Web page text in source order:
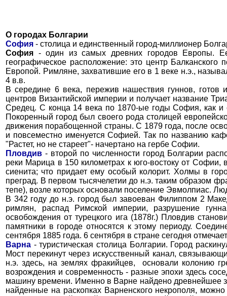
О городах Болгарии
София - столица и единственный город-миллионер
София - один из самых древних городов Европы.
географическое расположение: это центр
Европой. Римляне, захватившие его в 1 веке н.э.,
4 в.в.
В середине 6 века, пережив нашествия гуннов, готов
центров Византийской империи и получает название
Средец. С конца 14 века по 1870-ые годы София, как
Покоренный город был своего рода столицей
движения порабощенной страны. С 1879 года, после
и повсеместно именуется Софией. Так по названию
"Растет, но не стареет"- начертано на гербе Софии.
Пловдив - второй по численности город Болгарии
реки Марица в 150 километрах к юго-востоку от Софии,
сиенита; что придает ему особый колорит. Холмы в
преград. В первом тысячелетии до н.э. таким образом
тепе), возле которых основали поселение Эвмолпиас.
В 342 году до н.э. город был завоеван Филиппом 2
римлян, распад Римской империи, разрушение
освобождения от турецкого ига (1878г.) Пловдив
памятники в городе относятся к этому периоду.
сентября 1885 года. 6 сентября в стране сегодня
Варна - туристическая столица Болгарии. Город
Мост перекинут через искусственный канал,
н.э. здесь, на землях фракийцев, основали колонию
возрождения и современность - разные эпохи здесь
машину времени. Именно в Варне найдено древнейшее
найденные на раскопках Варненского некрополя,